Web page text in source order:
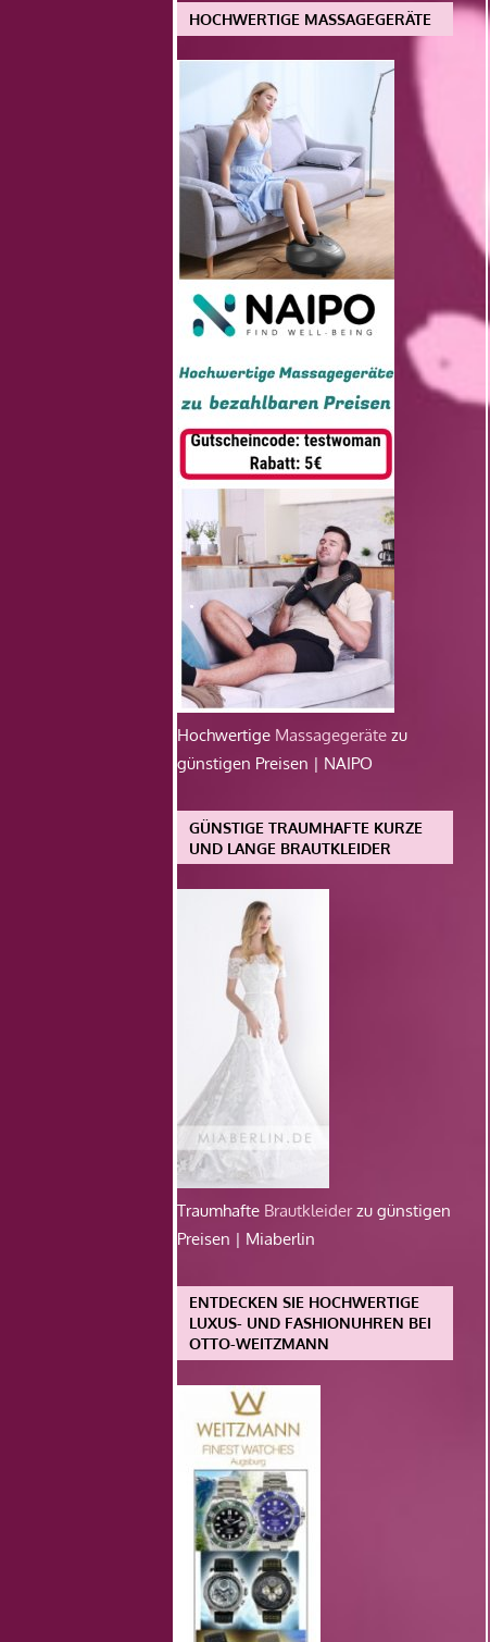
HOCHWERTIGE MASSAGEGERÄTE
Hochwertige Massagegeräte zu
günstigen Preisen | NAIPO
GÜNSTIGE TRAUMHAFTE KURZE
UND LANGE BRAUTKLEIDER
Traumhafte Brautkleiderzu günstigen
Preisen | Miaberlin
ENTDECKEN SIE HOCHWERTIGE
LUXUS- UND FASHIONUHREN BEI
OTTO-WEITZMANN